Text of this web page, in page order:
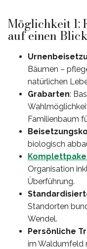
Möglichkeit 1:
auf einen
Bäumen –
natürlichen
Grabarten:
Familienbaum
biologisch
Organisation
Überführung.
Standorten
Wendel.
Persönliche
im Waldumfeld